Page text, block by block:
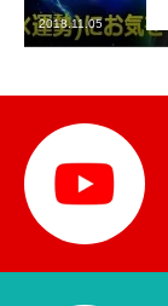
芸能界
テニス
スポーツ
競馬
2018.11.05